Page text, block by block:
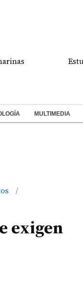
Estudiante
MULTIMEDIA
/
exigen